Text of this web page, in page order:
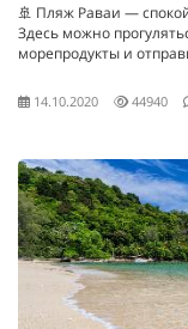
🚢 Пляж Раваи —
Здесь можно
морепродукты и
14.10.2020 44940